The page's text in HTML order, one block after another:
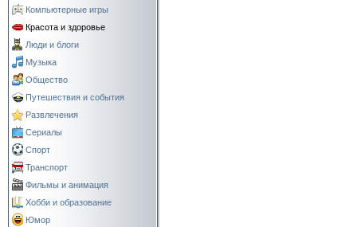
Компьютерные игры
Красота и здоровье
Люди и блоги
Музыка
Общество
Путешествия и события
Развлечения
Сериалы
Спорт
Транспорт
Фильмы и анимация
Хобби и образование
Юмор